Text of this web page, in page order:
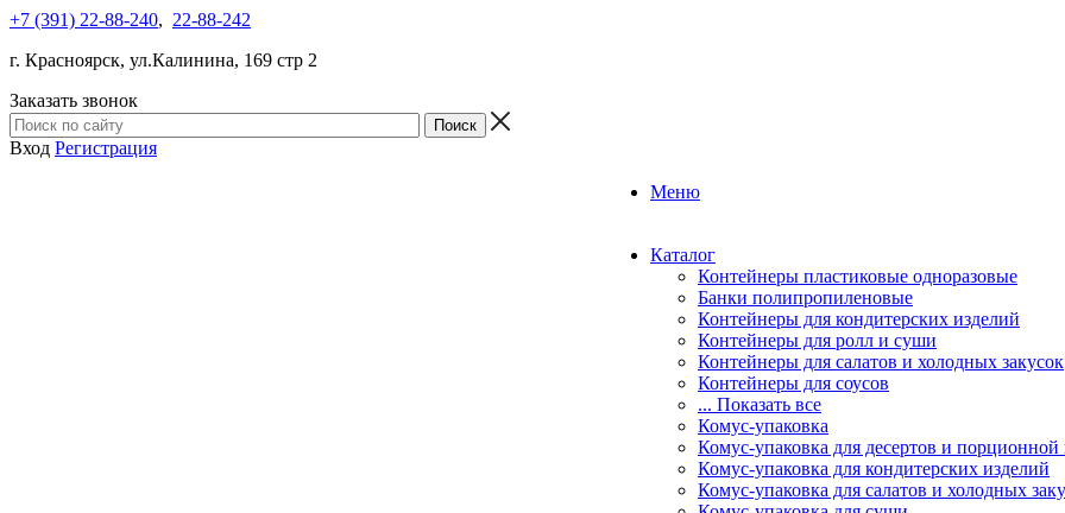
+7 (391) 22-88-240, 22-88-242
г. Красноярск, ул.Калинина, 169 стр 2
Заказать звонок
Вход Регистрация
Меню
Каталог
Контейнеры пластиковые одноразовые
Банки полипропиленовые
Контейнеры для кондитерских изделий
Контейнеры для ролл и суши
Контейнеры для салатов и холодных закусок
Контейнеры для соусов
... Показать все
Комус-упаковка
Комус-упаковка для десертов и
Комус-упаковка для кондитерских изделий
Комус-упаковка для салатов и холодных